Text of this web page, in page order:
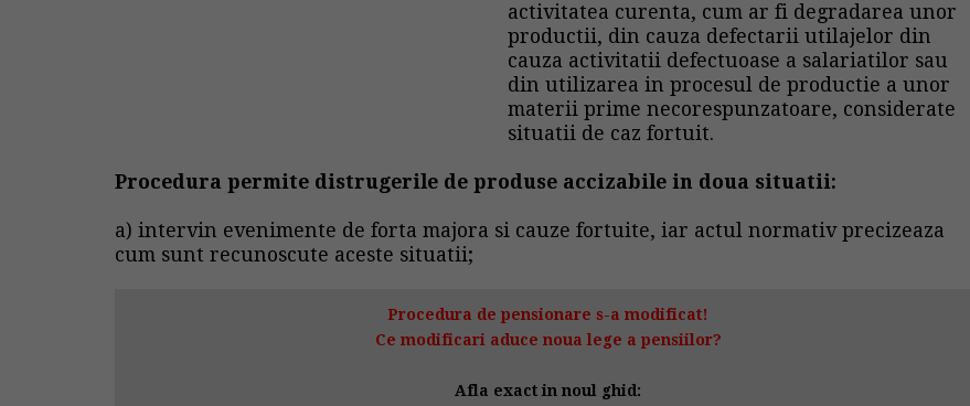
activitatea curenta, cum ar fi degradarea unor
productii, din cauza defectarii utilajelor din
cauza activitatii defectuoase a salariatilor sau
din utilizarea in procesul de productie a unor
materii prime necorespunzatoare, considerate
situatii de caz fortuit.
Procedura permite distrugerile de produse accizabile in doua situatii:
a) intervin evenimente de forta majora si cauze fortuite, iar actul normativ precizeaza
cum sunt recunoscute aceste situatii;
Procedura de pensionare s-a modificat!
Ce modificari aduce noua lege a pensiilor?
Afla exact in noul ghid: